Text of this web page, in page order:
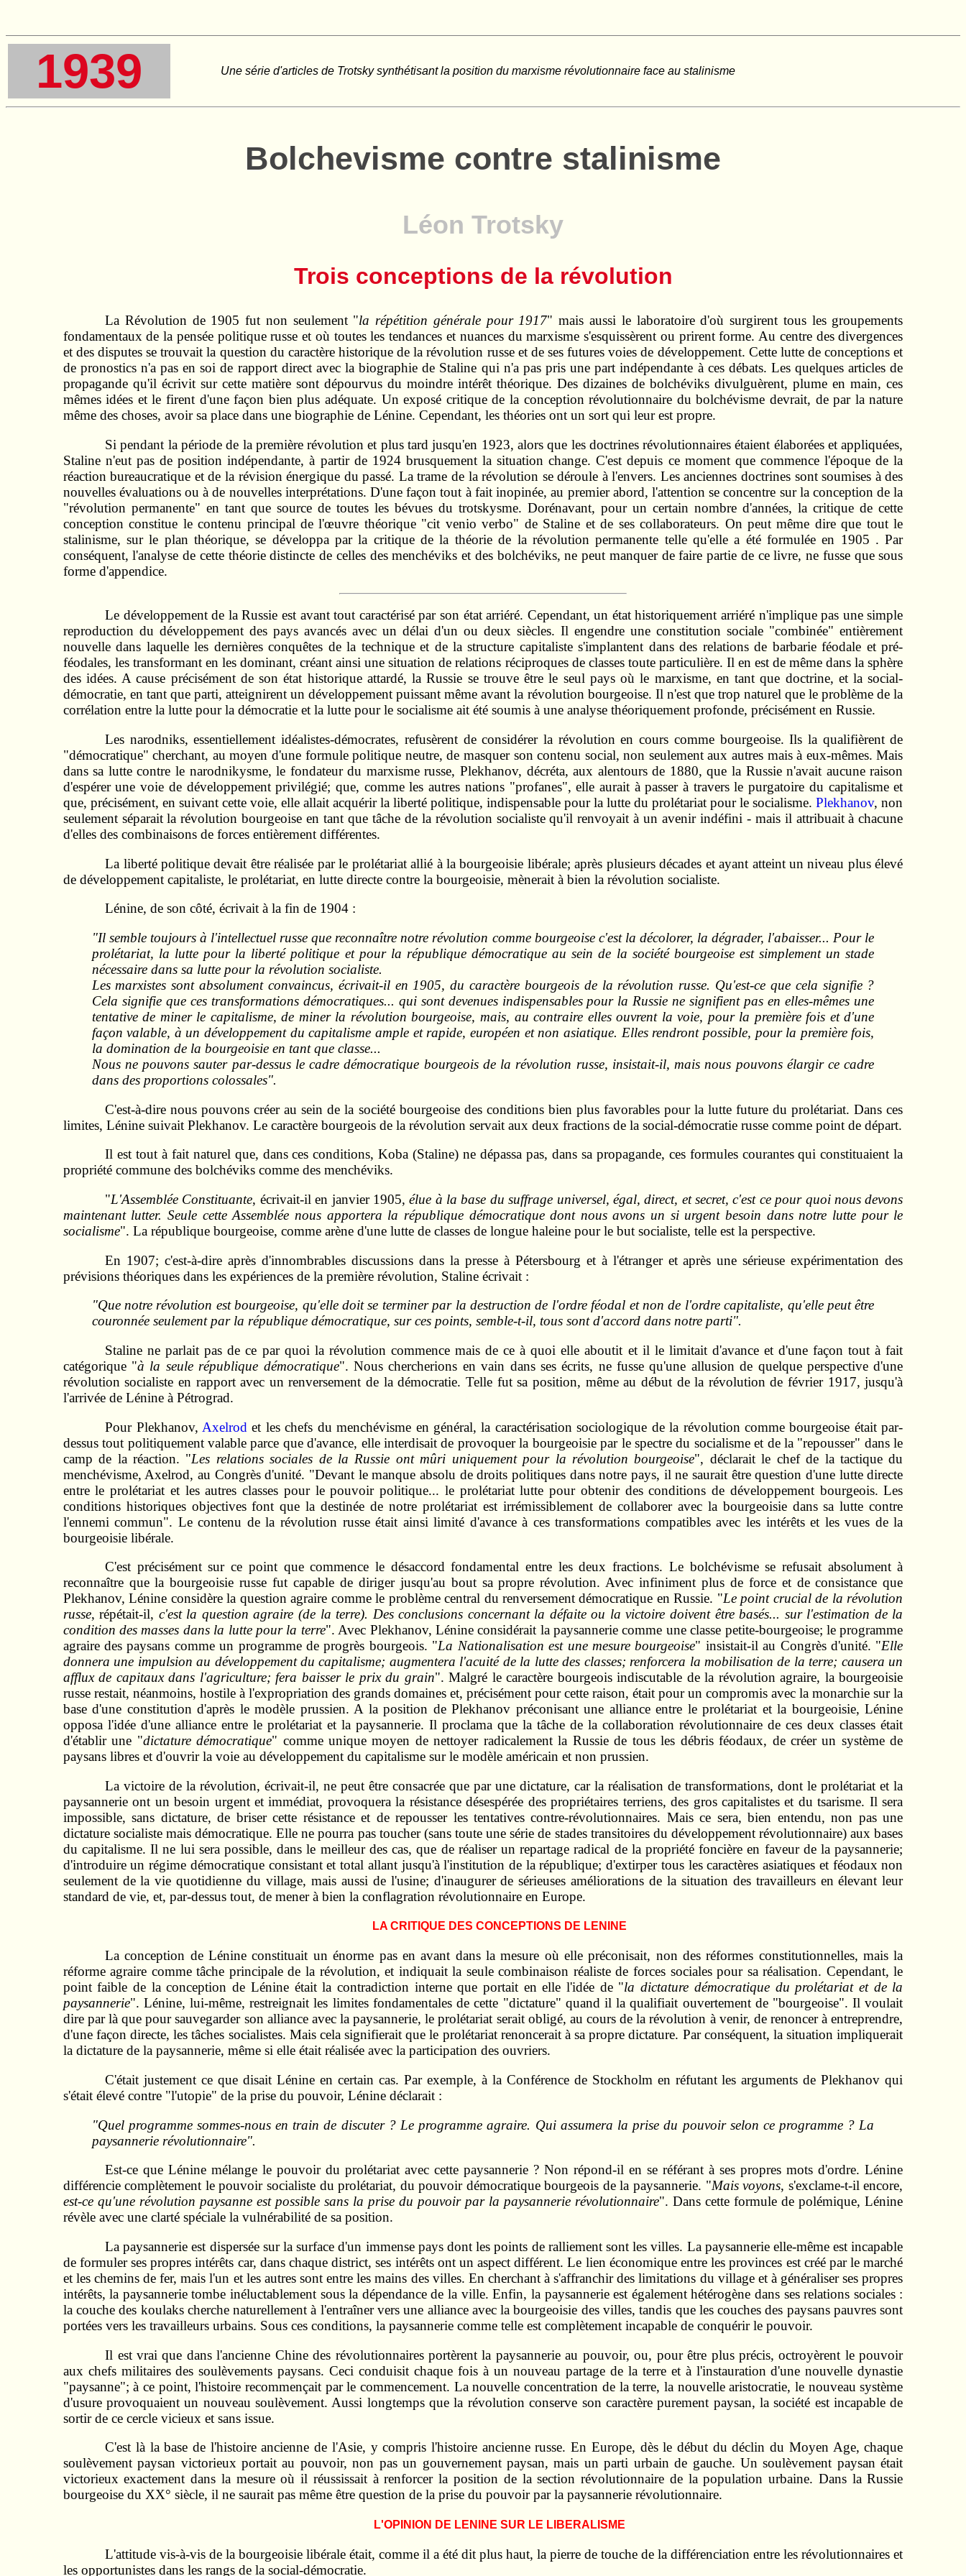
1939 Une série d'articles de Trotsky synthétisant la position du marxisme révolutionnaire face au stalinisme
Bolchevisme contre stalinisme
Léon Trotsky
Trois conceptions de la révolution
La Révolution de 1905 fut non seulement "la répétition générale pour 1917" mais aussi le laboratoire d'où surgirent tous les groupements
fondamentaux de la pensée politique russe et où toutes les tendances et nuances du marxisme s'esquissèrent ou prirent forme. Au centre des divergences
et des disputes se trouvait la question du caractère historique de la révolution russe et de ses futures voies de développement. Cette lutte de conceptions et
de pronostics n'a pas en soi de rapport direct avec la biographie de Staline qui n'a pas pris une part indépendante à ces débats. Les quelques articles de
propagande qu'il écrivit sur cette matière sont dépourvus du moindre intérêt théorique. Des dizaines de bolchéviks divulguèrent, plume en main, ces
mêmes idées et le firent d'une façon bien plus adéquate. Un exposé critique de la conception révolutionnaire du bolchévisme devrait, de par la nature
même des choses, avoir sa place dans une biographie de Lénine. Cependant, les théories ont un sort qui leur est propre.
Si pendant la période de la première révolution et plus tard jusqu'en 1923, alors que les doctrines révolutionnaires étaient élaborées et appliquées,
Staline n'eut pas de position indépendante, à partir de 1924 brusquement la situation change. C'est depuis ce moment que commence l'époque de la
réaction bureaucratique et de la révision énergique du passé. La trame de la révolution se déroule à l'envers. Les anciennes doctrines sont soumises à des
nouvelles évaluations ou à de nouvelles interprétations. D'une façon tout à fait inopinée, au premier abord, l'attention se concentre sur la conception de la
"révolution permanente" en tant que source de toutes les bévues du trotskysme. Dorénavant, pour un certain nombre d'années, la critique de cette
conception constitue le contenu principal de l'œuvre théorique "cit venio verbo" de Staline et de ses collaborateurs. On peut même dire que tout le
stalinisme, sur le plan théorique, se développa par la critique de la théorie de la révolution permanente telle qu'elle a été formulée en 1905 . Par
conséquent, l'analyse de cette théorie distincte de celles des menchéviks et des bolchéviks, ne peut manquer de faire partie de ce livre, ne fusse que sous
forme d'appendice.
Le développement de la Russie est avant tout caractérisé par son état arriéré. Cependant, un état historiquement arriéré n'implique pas une simple
reproduction du développement des pays avancés avec un délai d'un ou deux siècles. Il engendre une constitution sociale "combinée" entièrement
nouvelle dans laquelle les dernières conquêtes de la technique et de la structure capitaliste s'implantent dans des relations de barbarie féodale et pré-
féodales, les transformant en les dominant, créant ainsi une situation de relations réciproques de classes toute particulière. Il en est de même dans la sphère
des idées. A cause précisément de son état historique attardé, la Russie se trouve être le seul pays où le marxisme, en tant que doctrine, et la social-
démocratie, en tant que parti, atteignirent un développement puissant même avant la révolution bourgeoise. Il n'est que trop naturel que le problème de la
corrélation entre la lutte pour la démocratie et la lutte pour le socialisme ait été soumis à une analyse théoriquement profonde, précisément en Russie.
Les narodniks, essentiellement idéalistes-démocrates, refusèrent de considérer la révolution en cours comme bourgeoise. Ils la qualifièrent de
"démocratique" cherchant, au moyen d'une formule politique neutre, de masquer son contenu social, non seulement aux autres mais à eux-mêmes. Mais
dans sa lutte contre le narodnikysme, le fondateur du marxisme russe, Plekhanov, décréta, aux alentours de 1880, que la Russie n'avait aucune raison
d'espérer une voie de développement privilégié; que, comme les autres nations "profanes", elle aurait à passer à travers le purgatoire du capitalisme et
que, précisément, en suivant cette voie, elle allait acquérir la liberté politique, indispensable pour la lutte du prolétariat pour le socialisme.Plekhanov, non
seulement séparait la révolution bourgeoise en tant que tâche de la révolution socialiste qu'il renvoyait à un avenir indéfini - mais il attribuait à chacune
d'elles des combinaisons de forces entièrement différentes.
La liberté politique devait être réalisée par le prolétariat allié à la bourgeoisie libérale; après plusieurs décades et ayant atteint un niveau plus élevé
de développement capitaliste, le prolétariat, en lutte directe contre la bourgeoisie, mènerait à bien la révolution socialiste.
Lénine, de son côté, écrivait à la fin de 1904 :
"Il semble toujours à l'intellectuel russe que reconnaître notre révolution comme bourgeoise c'est la décolorer, la dégrader, l'abaisser... Pour le
prolétariat, la lutte pour la liberté politique et pour la république démocratique au sein de la société bourgeoise est simplement un stade
nécessaire dans sa lutte pour la révolution socialiste.
Les marxistes sont absolument convaincus, écrivait-il en 1905, du caractère bourgeois de la révolution russe. Qu'est-ce que cela signifie ?
Cela signifie que ces transformations démocratiques... qui sont devenues indispensables pour la Russie ne signifient pas en elles-mêmes une
tentative de miner le capitalisme, de miner la révolution bourgeoise, mais, au contraire elles ouvrent la voie, pour la première fois et d'une
façon valable, à un développement du capitalisme ample et rapide, européen et non asiatique. Elles rendront possible, pour la première fois,
la domination de la bourgeoisie en tant que classe...
Nous ne pouvons sauter par-dessus le cadre démocratique bourgeois de la révolution russe, insistait-il, mais nous pouvons élargir ce cadre
dans des proportions colossales".
C'est-à-dire nous pouvons créer au sein de la société bourgeoise des conditions bien plus favorables pour la lutte future du prolétariat. Dans ces
limites, Lénine suivait Plekhanov. Le caractère bourgeois de la révolution servait aux deux fractions de la social-démocratie russe comme point de départ.
Il est tout à fait naturel que, dans ces conditions, Koba (Staline) ne dépassa pas, dans sa propagande, ces formules courantes qui constituaient la
propriété commune des bolchéviks comme des menchéviks.
"L'Assemblée Constituante, écrivait-il en janvier 1905, élue à la base du suffrage universel, égal, direct, et secret, c'est ce pour quoi nous devons
maintenant lutter. Seule cette Assemblée nous apportera la république démocratique dont nous avons un si urgent besoin dans notre lutte pour le
socialisme". La république bourgeoise, comme arène d'une lutte de classes de longue haleine pour le but socialiste, telle est la perspective.
En 1907; c'est-à-dire après d'innombrables discussions dans la presse à Pétersbourg et à l'étranger et après une sérieuse expérimentation des
prévisions théoriques dans les expériences de la première révolution, Staline écrivait :
"Que notre révolution est bourgeoise, qu'elle doit se terminer par la destruction de l'ordre féodal et non de l'ordre capitaliste, qu'elle peut être
couronnée seulement par la république démocratique, sur ces points, semble-t-il, tous sont d'accord dans notre parti".
Staline ne parlait pas de ce par quoi la révolution commence mais de ce à quoi elle aboutit et il le limitait d'avance et d'une façon tout à fait
catégorique "à la seule république démocratique". Nous chercherions en vain dans ses écrits, ne fusse qu'une allusion de quelque perspective d'une
révolution socialiste en rapport avec un renversement de la démocratie. Telle fut sa position, même au début de la révolution de février 1917, jusqu'à
l'arrivée de Lénine à Pétrograd.
Pour Plekhanov, Axelrod et les chefs du menchévisme en général, la caractérisation sociologique de la révolution comme bourgeoise était par-
dessus tout politiquement valable parce que d'avance, elle interdisait de provoquer la bourgeoisie par le spectre du socialisme et de la "repousser" dans le
camp de la réaction. "Les relations sociales de la Russie ont mûri uniquement pour la révolution bourgeoise", déclarait le chef de la tactique du
menchévisme, Axelrod, au Congrès d'unité. "Devant le manque absolu de droits politiques dans notre pays, il ne saurait être question d'une lutte directe
entre le prolétariat et les autres classes pour le pouvoir politique... le prolétariat lutte pour obtenir des conditions de développement bourgeois. Les
conditions historiques objectives font que la destinée de notre prolétariat est irrémissiblement de collaborer avec la bourgeoisie dans sa lutte contre
l'ennemi commun". Le contenu de la révolution russe était ainsi limité d'avance à ces transformations compatibles avec les intérêts et les vues de la
bourgeoisie libérale.
C'est précisément sur ce point que commence le désaccord fondamental entre les deux fractions. Le bolchévisme se refusait absolument à
reconnaître que la bourgeoisie russe fut capable de diriger jusqu'au bout sa propre révolution. Avec infiniment plus de force et de consistance que
Plekhanov, Lénine considère la question agraire comme le problème central du renversement démocratique en Russie. "Le point crucial de la révolution
russe, répétait-il, c'est la question agraire (de la terre). Des conclusions concernant la défaite ou la victoire doivent être basés... sur l'estimation de la
condition des masses dans la lutte pour la terre". Avec Plekhanov, Lénine considérait la paysannerie comme une classe petite-bourgeoise; le programme
agraire des paysans comme un programme de progrès bourgeois. "La Nationalisation est une mesure bourgeoise" insistait-il au Congrès d'unité. "Elle
donnera une impulsion au développement du capitalisme; augmentera l'acuité de la lutte des classes; renforcera la mobilisation de la terre; causera un
afflux de capitaux dans l'agriculture; fera baisser le prix du grain". Malgré le caractère bourgeois indiscutable de la révolution agraire, la bourgeoisie
russe restait, néanmoins, hostile à l'expropriation des grands domaines et, précisément pour cette raison, était pour un compromis avec la monarchie sur la
base d'une constitution d'après le modèle prussien. A la position de Plekhanov préconisant une alliance entre le prolétariat et la bourgeoisie, Lénine
opposa l'idée d'une alliance entre le prolétariat et la paysannerie. Il proclama que la tâche de la collaboration révolutionnaire de ces deux classes était
d'établir une "dictature démocratique" comme unique moyen de nettoyer radicalement la Russie de tous les débris féodaux, de créer un système de
paysans libres et d'ouvrir la voie au développement du capitalisme sur le modèle américain et non prussien.
La victoire de la révolution, écrivait-il, ne peut être consacrée que par une dictature, car la réalisation de transformations, dont le prolétariat et la
paysannerie ont un besoin urgent et immédiat, provoquera la résistance désespérée des propriétaires terriens, des gros capitalistes et du tsarisme. Il sera
impossible, sans dictature, de briser cette résistance et de repousser les tentatives contre-révolutionnaires. Mais ce sera, bien entendu, non pas une
dictature socialiste mais démocratique. Elle ne pourra pas toucher (sans toute une série de stades transitoires du développement révolutionnaire) aux bases
du capitalisme. Il ne lui sera possible, dans le meilleur des cas, que de réaliser un repartage radical de la propriété foncière en faveur de la paysannerie;
d'introduire un régime démocratique consistant et total allant jusqu'à l'institution de la république; d'extirper tous les caractères asiatiques et féodaux non
seulement de la vie quotidienne du village, mais aussi de l'usine; d'inaugurer de sérieuses améliorations de la situation des travailleurs en élevant leur
standard de vie, et, par-dessus tout, de mener à bien la conflagration révolutionnaire en Europe.
LA CRITIQUE DES CONCEPTIONS DE LENINE
La conception de Lénine constituait un énorme pas en avant dans la mesure où elle préconisait, non des réformes constitutionnelles, mais la
réforme agraire comme tâche principale de la révolution, et indiquait la seule combinaison réaliste de forces sociales pour sa réalisation. Cependant, le
point faible de la conception de Lénine était la contradiction interne que portait en elle l'idée de "la dictature démocratique du prolétariat et de la
paysannerie". Lénine, lui-même, restreignait les limites fondamentales de cette "dictature" quand il la qualifiait ouvertement de "bourgeoise". Il voulait
dire par là que pour sauvegarder son alliance avec la paysannerie, le prolétariat serait obligé, au cours de la révolution à venir, de renoncer à entreprendre,
d'une façon directe, les tâches socialistes. Mais cela signifierait que le prolétariat renoncerait à sa propre dictature. Par conséquent, la situation impliquerait
la dictature de la paysannerie, même si elle était réalisée avec la participation des ouvriers.
C'était justement ce que disait Lénine en certain cas. Par exemple, à la Conférence de Stockholm en réfutant les arguments de Plekhanov qui
s'était élevé contre "l'utopie" de la prise du pouvoir, Lénine déclarait :
"Quel programme sommes-nous en train de discuter ? Le programme agraire. Qui assumera la prise du pouvoir selon ce programme ? La
paysannerie révolutionnaire".
Est-ce que Lénine mélange le pouvoir du prolétariat avec cette paysannerie ? Non répond-il en se référant à ses propres mots d'ordre. Lénine
différencie complètement le pouvoir socialiste du prolétariat, du pouvoir démocratique bourgeois de la paysannerie. "Mais voyons, s'exclame-t-il encore,
est-ce qu'une révolution paysanne est possible sans la prise du pouvoir par la paysannerie révolutionnaire". Dans cette formule de polémique, Lénine
révèle avec une clarté spéciale la vulnérabilité de sa position.
La paysannerie est dispersée sur la surface d'un immense pays dont les points de ralliement sont les villes. La paysannerie elle-même est incapable
de formuler ses propres intérêts car, dans chaque district, ses intérêts ont un aspect différent. Le lien économique entre les provinces est créé par le marché
et les chemins de fer, mais l'un et les autres sont entre les mains des villes. En cherchant à s'affranchir des limitations du village et à généraliser ses propres
intérêts, la paysannerie tombe inéluctablement sous la dépendance de la ville. Enfin, la paysannerie est également hétérogène dans ses relations sociales :
la couche des koulaks cherche naturellement à l'entraîner vers une alliance avec la bourgeoisie des villes, tandis que les couches des paysans pauvres sont
portées vers les travailleurs urbains. Sous ces conditions, la paysannerie comme telle est complètement incapable de conquérir le pouvoir.
Il est vrai que dans l'ancienne Chine des révolutionnaires portèrent la paysannerie au pouvoir, ou, pour être plus précis, octroyèrent le pouvoir
aux chefs militaires des soulèvements paysans. Ceci conduisit chaque fois à un nouveau partage de la terre et à l'instauration d'une nouvelle dynastie
"paysanne"; à ce point, l'histoire recommençait par le commencement. La nouvelle concentration de la terre, la nouvelle aristocratie, le nouveau système
d'usure provoquaient un nouveau soulèvement. Aussi longtemps que la révolution conserve son caractère purement paysan, la société est incapable de
sortir de ce cercle vicieux et sans issue.
C'est là la base de l'histoire ancienne de l'Asie, y compris l'histoire ancienne russe. En Europe, dès le début du déclin du Moyen Age, chaque
soulèvement paysan victorieux portait au pouvoir, non pas un gouvernement paysan, mais un parti urbain de gauche. Un soulèvement paysan était
victorieux exactement dans la mesure où il réussissait à renforcer la position de la section révolutionnaire de la population urbaine. Dans la Russie
bourgeoise du XX° siècle, il ne saurait pas même être question de la prise du pouvoir par la paysannerie révolutionnaire.
L'OPINION DE LENINE SUR LE LIBERALISME
L'attitude vis-à-vis de la bourgeoisie libérale était, comme il a été dit plus haut, la pierre de touche de la différenciation entre les révolutionnaires et
les opportunistes dans les rangs de la social-démocratie.